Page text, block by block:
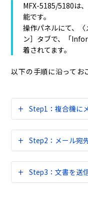
MFX-5185/5180は、
能です。
操作パネルにて、
ン］タブで、「
着されてます。
以下の手順に沿ってお
Step1：複合機に
Step2：メール宛
Step3：文書を送